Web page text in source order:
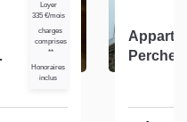
Loyer
335 €/mois
charges
comprises
**
Honoraires
inclus
Perche environ 70m² -